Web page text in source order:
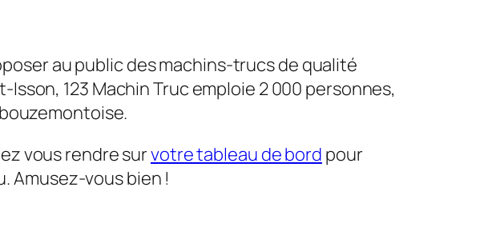
au public des machins-trucs de qualité
123 Machin Truc emploie 2 000 personnes,
vous rendre survotre tableau de bord pour
Amusez-vous bien !